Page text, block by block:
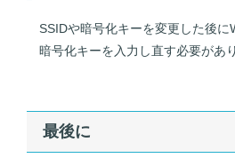
SSIDや暗号化キーを変更した後に
暗号化キーを入力し直す必要があ
最後に